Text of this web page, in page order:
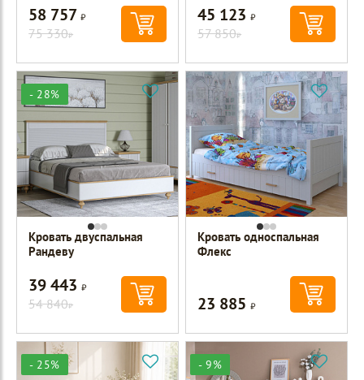
58 757Р
75 330Р
45 123Р
57 850Р
- 28%
Кровать двуспальная
Рандеву
39 443Р
54 840Р
Кровать односпальная
Флекс
23 885Р
- 25% - 9%